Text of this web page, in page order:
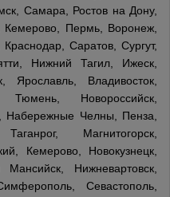
Самара, Ростов на Дону,
Пермь, Воронеж,
Саратов, Сургут,
Нижний Тагил, Ижеск,
Ярославль, Владивосток,
Новороссийск,
Набережные Челны, Пенза,
Магнитогорск,
Кемерово, Новокузнецк,
Нижневартовск,
Севастополь,